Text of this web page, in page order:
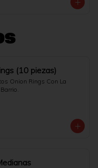
(10 piezas)
Onion Rings Con La